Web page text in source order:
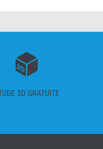
3D GRATUITE